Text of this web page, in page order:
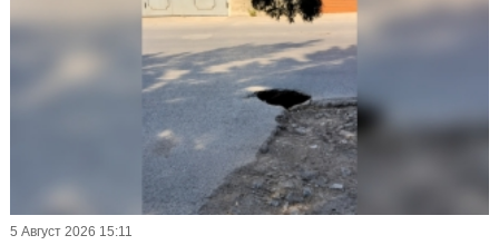
5 Август 2026 15:11